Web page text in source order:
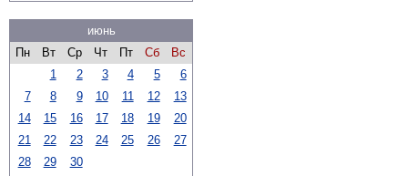
июнь
Пн
Вт Ср Чт Пт Сб
Вс
1
2 3 4 5
6
7
8 9 10 11 12
13
14
15 16 17 18 19
20
21
22 23 24 25 26
27
28
29 30